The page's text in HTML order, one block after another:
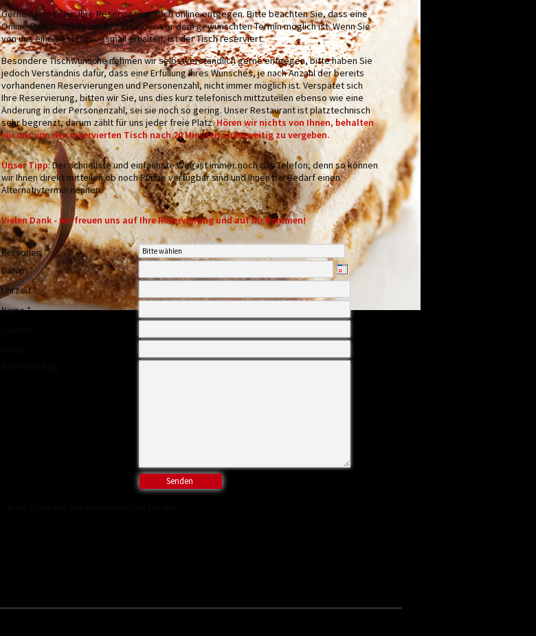
Gerne nehmen wir Ihre Reservierung auch online entgegen. Bitte beachten Sie, dass eine
Online-Reservierung bis zu 24Stunden vor dem gewünschten Termin möglich ist. Wenn Sie
von uns eine Bestätigungsmail erhalten, ist der Tisch reserviert.
Besondere Tischwünsche nehmen wir selbstverständlich gerne entgegen, bitte haben Sie
jedoch Verständnis dafür, dass eine Erfüllung Ihres Wunsches, je nach Anzahl der bereits
vorhandenen Reservierungen und Personenzahl, nicht immer möglich ist. Verspätet sich
Ihre Reservierung, bitten wir Sie, uns dies kurz telefonisch mittzuteilen ebenso wie eine
Änderung in der Personenzahl, sei sie noch so gering. Unser Restaurant ist platztechnisch
sehr begrenzt, darum zählt für uns jeder freie Platz.Hören wir nichts von Ihnen, behalten
wir uns vor, den reservierten Tisch nach 20 Minuten anderweitig zu vergeben.
Unser Tipp: Der schnellste und einfachste Weg ist immer noch das Telefon, denn so können
wir Ihnen direkt mitteilen ob noch Plätze verfügbar sind und Ihnen bei Bedarf einen
Alternativtermin nennen.
Vielen Dank - wir freuen uns auf Ihre Reservierung und auf Ihr Kommen!
Personen *
Datum *
Uhrzeit *
Name *